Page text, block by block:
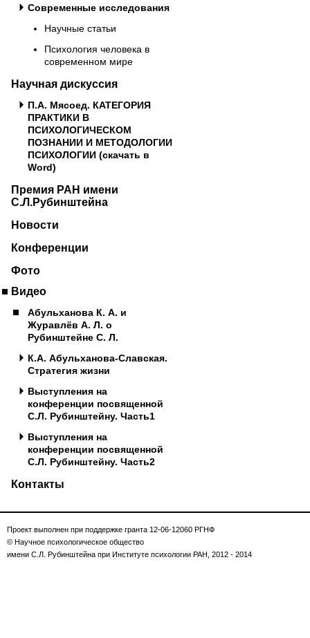
Современные исследования
Научные статьи
Психология человека в
современном мире
Научная дискуссия
П.А. Мясоед. КАТЕГОРИЯ
ПРАКТИКИ В
ПСИХОЛОГИЧЕСКОМ
ПОЗНАНИИ И МЕТОДОЛОГИИ
ПСИХОЛОГИИ (скачать в
Word)
Премия РАН имени
С.Л.Рубинштейна
Новости
Конференции
Фото
Видео
Абульханова К. А. и
Журавлёв А. Л. о
Рубинштейне С. Л.
К.А. Абульханова-Славская.
Стратегия жизни
Выступления на
конференции посвященной
С.Л. Рубинштейну. Часть1
Выступления на
конференции посвященной
С.Л. Рубинштейну. Часть2
Контакты
Проект выполнен при поддержке гранта 12-06-12060 РГНФ
© Научное психологическое общество
имени С.Л. Рубинштейна при Институте психологии РАН, 2012 - 2014